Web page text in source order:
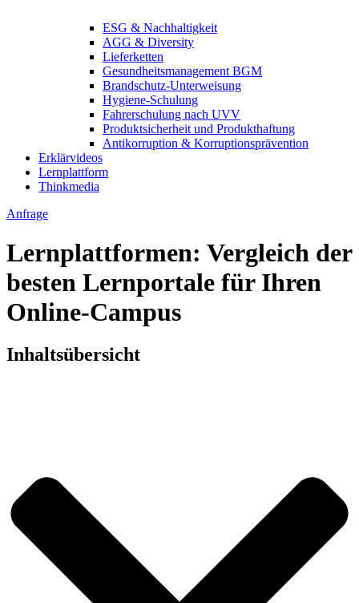
ESG & Nachhaltigkeit
AGG & Diversity
Lieferketten
Gesundheitsmanagement BGM
Brandschutz-Unterweisung
Hygiene-Schulung
Fahrerschulung nach UVV
Produktsicherheit und Produkthaftung
Antikorruption & Korruptionsprävention
Erklärvideos
Lernplattform
Thinkmedia
Anfrage
Lernplattformen: Vergleich der
besten Lernportale für Ihren
Online-Campus
Inhaltsübersicht